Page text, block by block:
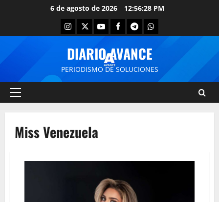
6 de agosto de 2026 12:56:28 PM
DIARIO AVANCE
PERIODISMO DE SOLUCIONES
Miss Venezuela